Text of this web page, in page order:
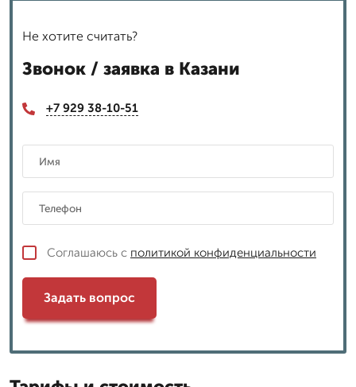
Не хотите считать?
Звонок / заявка в Казани
+7 929 38-10-51
Соглашаюсь с политикой конфиденциальности
Задать вопрос